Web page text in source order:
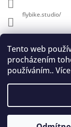
Tento web
procházením
používáním..
flybike.studio/
Informace pro
O Flybike
Obchodní podmínky
Podmínky ochrany
Vytvořil Shoptet